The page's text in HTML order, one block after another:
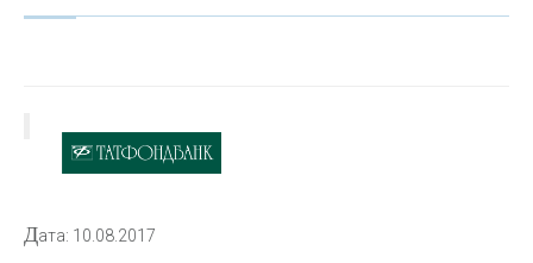
Дата: 10.08.2017